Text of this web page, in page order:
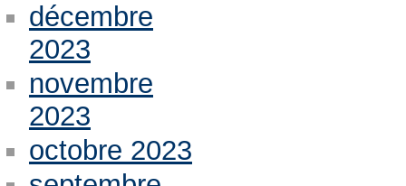
décembre
2023
novembre
2023
octobre 2023